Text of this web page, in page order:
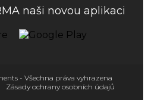
naši novou aplikaci
- Všechna práva vyhrazena
Zásady ochrany osobních údajů